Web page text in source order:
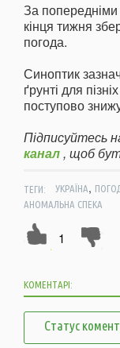
За
кінця тижня
погода.
Синоптик
ґрунті для
поступово
Підписуйтесь
канал, щоб
ТЕГИ: УКРАЇНА,
АНОМАЛЬНА СПЕКА
1
КОМЕНТАРІ:
Статус